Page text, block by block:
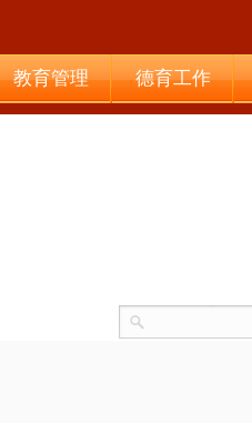
教育管理 德育工作